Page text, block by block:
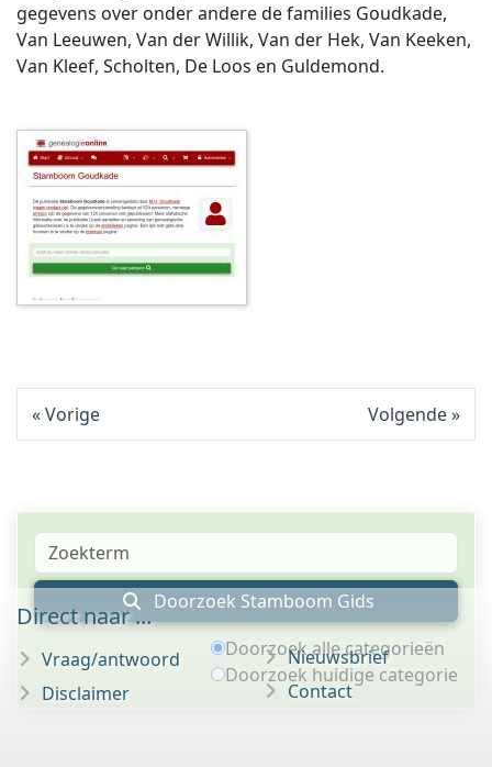
gegevens over onder andere de families Goudkade,
Van Leeuwen, Van der Willik, Van der Hek, Van Keeken,
Van Kleef, Scholten, De Loos en Guldemond.
Vorige Volgende
Doorzoek Stamboom Gids
Doorzoek alle categorieën
Doorzoek huidige categorie
Direct naar ...
Vraag/antwoord
Disclaimer
Nieuwsbrief
Contact